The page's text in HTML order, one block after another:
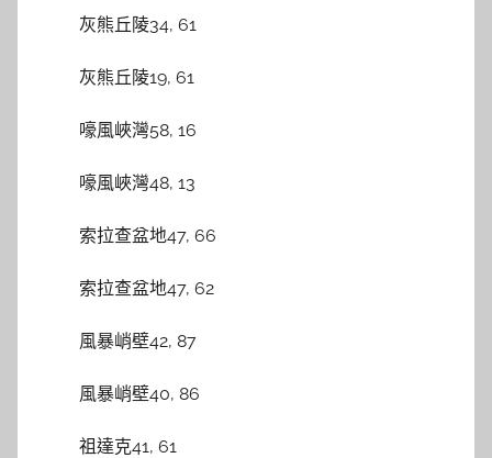
灰熊丘陵34, 61
灰熊丘陵19, 61
嚎風峽灣58, 16
嚎風峽灣48, 13
索拉查盆地47, 66
索拉查盆地47, 62
風暴峭壁42, 87
風暴峭壁40, 86
祖達克41, 61